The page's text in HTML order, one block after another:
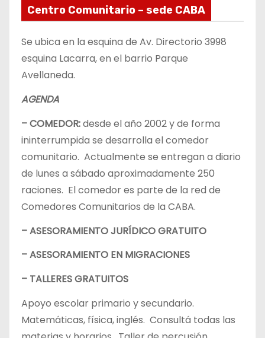
Centro Comunitario – sede CABA
Se ubica en la esquina de Av. Directorio 3998
esquina Lacarra, en el barrio Parque
Avellaneda.
AGENDA
– COMEDOR:desde el año 2002 y de forma
ininterrumpida se desarrolla el comedor
comunitario. Actualmente se entregan a diario
de lunes a sábado aproximadamente 250
raciones. El comedor es parte de la red de
Comedores Comunitarios de la CABA.
– ASESORAMIENTO JURÍDICO GRATUITO
– ASESORAMIENTO EN MIGRACIONES
– TALLERES GRATUITOS
Apoyo escolar primario y secundario.
Matemáticas, física, inglés. Consultá todas las